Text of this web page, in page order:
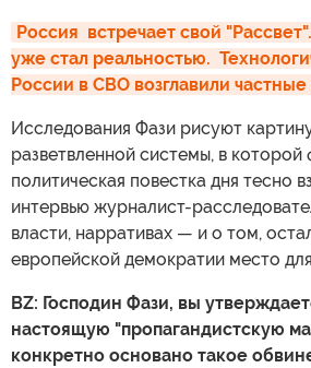
Россия  встречает свой
уже стал реальностью.
России в СВО возглавили
Исследования Фази рисуют
разветвленной системы, в
политическая повестка дня тесно
интервью журналист-
власти, нарративах — и о том,
европейской демократии место
BZ: Господин Фази, вы
настоящую "пропагандистскую
конкретно основано такое